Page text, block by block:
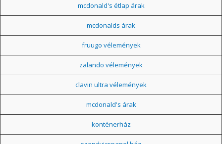
mcdonald's étlap árak
mcdonalds árak
fruugo vélemények
zalando vélemények
clavin ultra vélemények
mcdonald's árak
konténerház